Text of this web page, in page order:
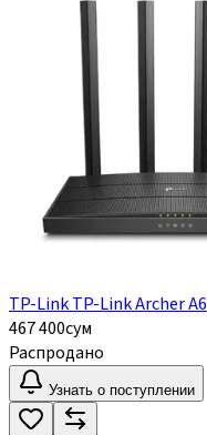
TP-Link TP-Link Archer A6
467 400сум
Распродано
Узнать о поступлении